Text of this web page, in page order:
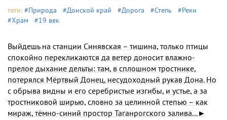
теги: #Природа #Донской край #Дорога #Степь
#Реки
#Храм
#19 век
Выйдешь на станции Синявская – тишина, только птицы
спокойно перекликаются да ветер доносит влажно-
прелое дыхание дельты: там, в сплошном тростнике,
потерялся Мёртвый Донец, несудоходный рукав Дона. Но
с обрыва видны и его серебристые изгибы, и устье, а за
тростниковой ширью, словно за целинной степью – как
мираж, тёмно-синий простор Таганрогского залива...►